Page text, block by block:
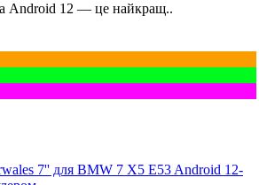
Android 12 — це найкращ..
7'' для BMW 7 X5 E53 Android 12-